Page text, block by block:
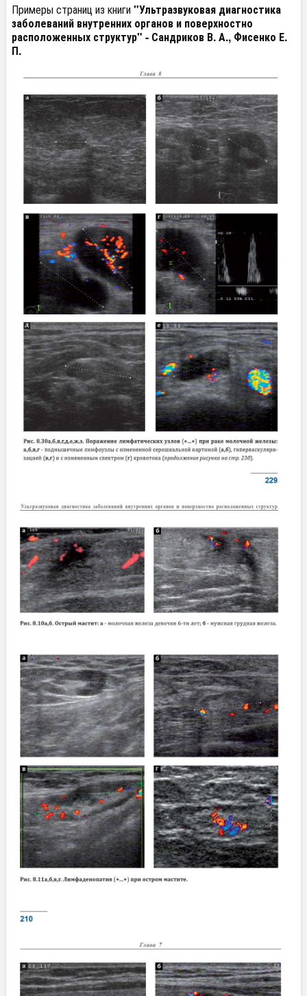
Примеры страниц из книги"Ультразвуковая диагностика
заболеваний внутренних органов и поверхностно
расположенных структур" - Сандриков В. А., Фисенко Е.
П.